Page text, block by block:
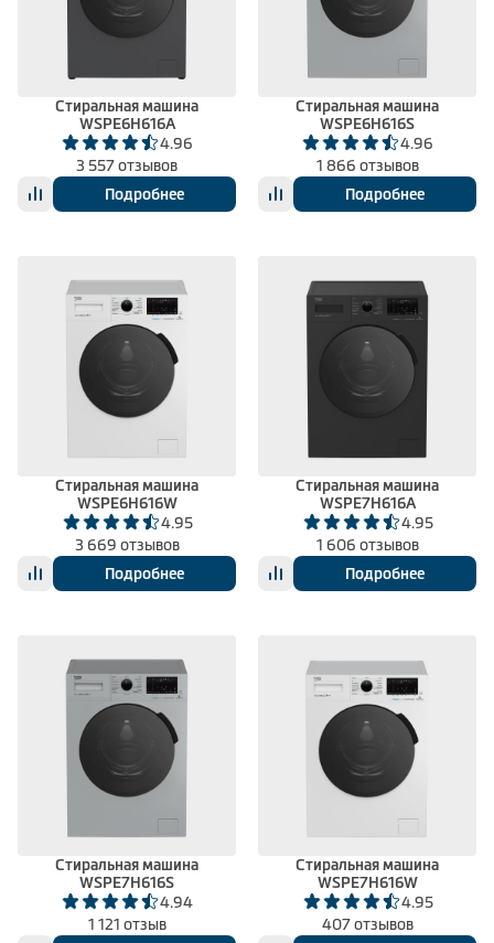
Стиральная машина
WSPE6H616A
4.96
3 557 отзывов
Подробнее
Стиральная машина
WSPE6H616S
4.96
1 866 отзывов
Подробнее
Стиральная машина
WSPE6H616W
4.95
3 669 отзывов
Подробнее
Стиральная машина
WSPE7H616A
4.95
1 606 отзывов
Подробнее
Стиральная машина
WSPE7H616S
4.94
1 121 отзыв
Стиральная машина
WSPE7H616W
4.95
407 отзывов